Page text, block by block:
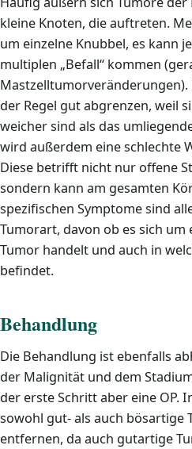
kleine Knoten, die auftreten.
um einzelne Knubbel, es kann
multiplen „Befall“ kommen
Mastzelltumorveränderungen).
der Regel gut abgrenzen, weil
weicher sind als das
wird außerdem eine schlechte
Diese betrifft nicht nur offene
sondern kann am gesamten
spezifischen Symptome sind
Tumorart, davon ob es sich
Tumor handelt und auch in
befindet.
Behandlung
Die Behandlung ist ebenfalls
der Malignität und dem
der erste Schritt aber eine OP.
sowohl gut- als auch bösartige
entfernen, da auch gutartige